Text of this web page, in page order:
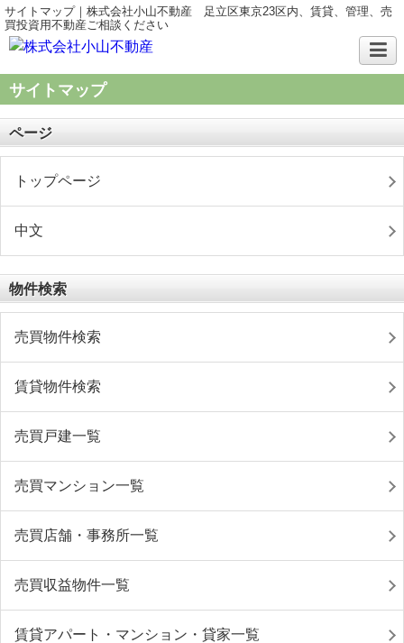
サイトマップ｜株式会社小山不動産 足立区東京23区内、賃貸、管理、売
買投資用不動産ご相談ください
サイトマップ
ページ
トップページ
中文
物件検索
売買物件検索
賃貸物件検索
売買戸建一覧
売買マンション一覧
売買店舗・事務所一覧
売買収益物件一覧
賃貸アパート・マンション・貸家一覧